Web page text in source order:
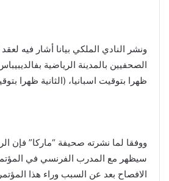
ونشر النادي الملكي بيانا أشار فيه
الصحفيين بالمدينة الرياضية
ظهرا بتوقيت اسبانيا، (الثانية ظهرا
ووفقا لما نشرته صحيفة “ماركا” فإن
سيظهر مع المدرب الفرنسي في
الافصاح بعد عن السبب وراء هذا